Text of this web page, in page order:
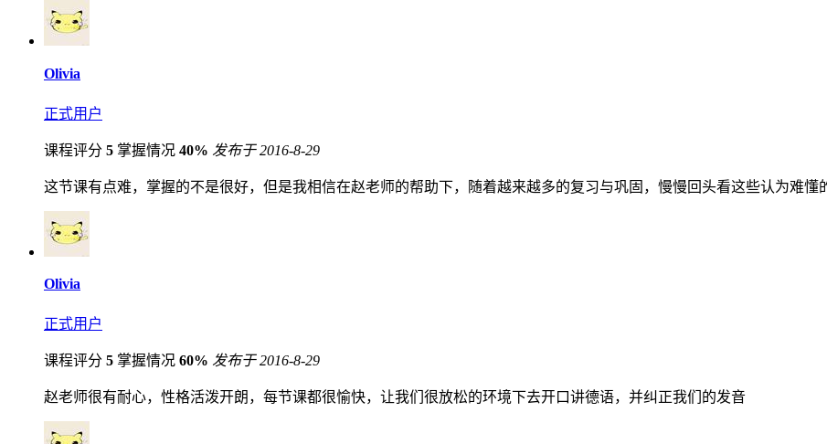
Olivia
正式用户
课程评分 5 掌握情况 40% 发布于 2016-8-29
这节课有点难，掌握的不是很好，但是我相信在赵老师的帮助下，随着越来越多的复习与巩固，慢慢回头看这些认为难懂
Olivia
正式用户
课程评分 5 掌握情况 60% 发布于 2016-8-29
赵老师很有耐心，性格活泼开朗，每节课都很愉快，让我们很放松的环境下去开口讲德语，并纠正我们的发音